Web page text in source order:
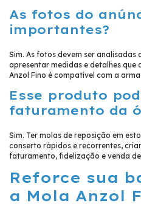
As fotos do
importantes?
Sim. As fotos devem ser analisadas
apresentar medidas e detalhes que
Anzol Fino é compatível com a
Esse produto
faturamento da
Sim. Ter molas de reposição em
conserto rápidos e recorrentes,
faturamento, fidelização e venda
Reforce sua
a Mola Anzol